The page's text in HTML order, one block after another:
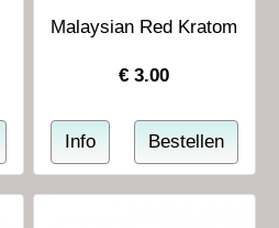
Malaysian Red Kratom
€3.00